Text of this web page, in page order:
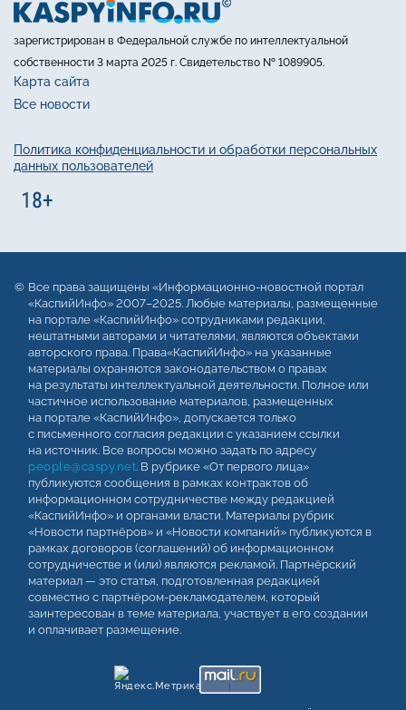
зарегистрирован в Федеральной службе по интеллектуальной
собственности 3 марта 2025 г. Свидетельство № 1089905.
Карта сайта
Все новости
Политика конфиденциальности и обработки персональных
данных пользователей
Все права защищены «Информационно-новостной портал
«КаспийИнфо» 2007–2025. Любые материалы, размещенные
на портале «КаспийИнфо» сотрудниками редакции,
нештатными авторами и читателями, являются объектами
авторского права. Права«КаспийИнфо» на указанные
материалы охраняются законодательством о правах
на результаты интеллектуальной деятельности. Полное или
частичное использование материалов, размещенных
на портале «КаспийИнфо», допускается только
с письменного согласия редакции с указанием ссылки
на источник. Все вопросы можно задать по адресу
people@caspy.net. В рубрике «От первого лица»
публикуются сообщения в рамках контрактов об
информационном сотрудничестве между редакцией
«КаспийИнфо» и органами власти. Материалы рубрик
«Новости партнёров» и «Новости компаний» публикуются в
рамках договоров (соглашений) об информационном
сотрудничестве и (или) являются рекламой. Партнёрский
материал — это статья, подготовленная редакцией
совместно с партнёром-рекламодателем, который
заинтересован в теме материала, участвует в его создании
и оплачивает размещение.